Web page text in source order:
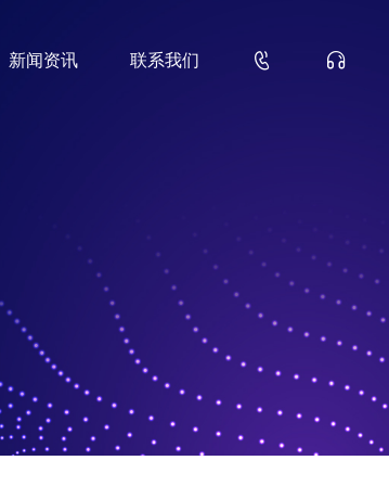
新闻资讯 联系我们  